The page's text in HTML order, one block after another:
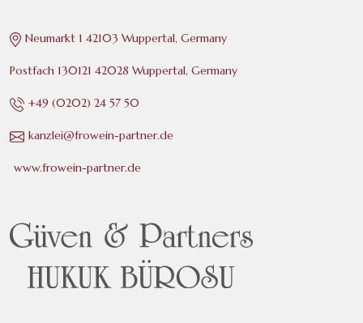
Neumarkt 1 42103 Wuppertal, Germany
Postfach 130121 42028 Wuppertal, Germany
+49 (0202) 24 57 50
kanzlei@frowein-partner.de
www.frowein-partner.de